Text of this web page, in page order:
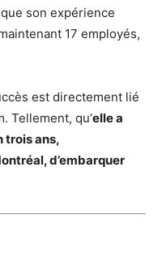
son expérience
17 employés,
est directement lié
Tellement, qu’elle a
trois ans,
d’embarquer